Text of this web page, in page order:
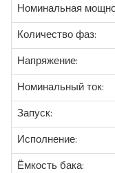
Номинальная
Количество фаз:
Напряжение:
Номинальный ток:
Запуск:
Исполнение:
Ёмкость бака: